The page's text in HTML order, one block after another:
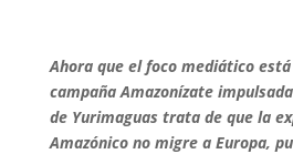
Ahora que el foco mediático
campaña Amazonízate
de Yurimaguas trata de que la
Amazónico no migre a Europa,